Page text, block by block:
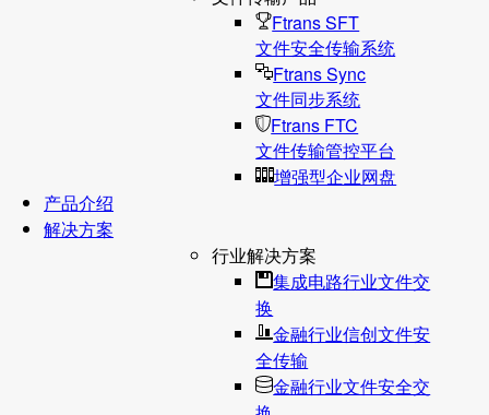
Ftrans SFT
文件安全传输系统
Ftrans Sync
文件同步系统
Ftrans FTC
文件传输管控平台
增强型企业网盘
产品介绍
解决方案
行业解决方案
集成电路行业文件交
换
金融行业信创文件安
全传输
金融行业文件安全交